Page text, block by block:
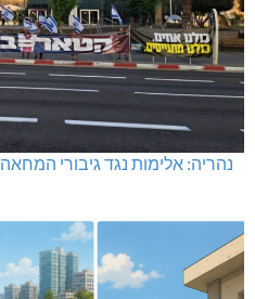
נהריה: אלימות נגד גיבורי המחאה